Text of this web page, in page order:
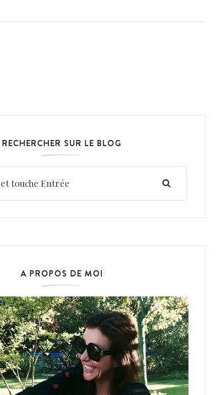
RECHERCHER SUR LE BLOG
A PROPOS DE MOI